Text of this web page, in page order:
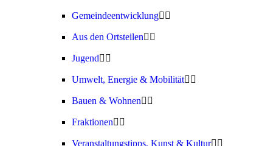
Gemeindeentwicklung
Aus den Ortsteilen
Jugend
Umwelt, Energie & Mobilität
Bauen & Wohnen
Fraktionen
Veranstaltungstipps, Kunst & Kultur